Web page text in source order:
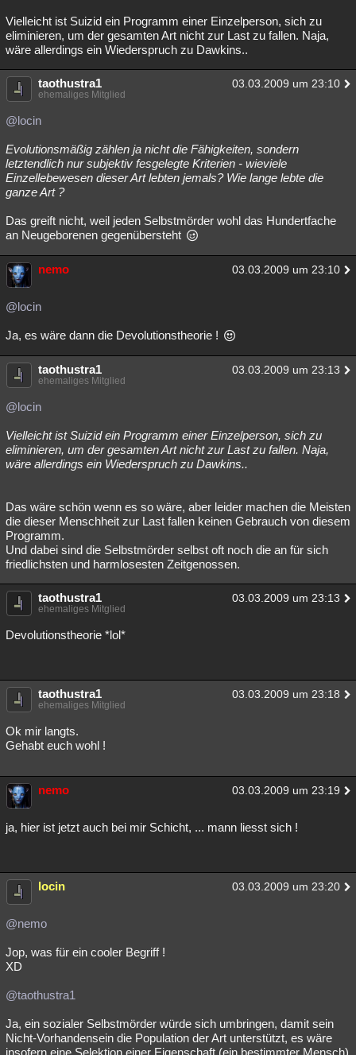
Vielleicht ist Suizid ein Programm einer Einzelperson, sich zu
eliminieren, um der gesamten Art nicht zur Last zu fallen. Naja,
wäre allerdings ein Wiederspruch zu Dawkins..
taothustra1 03.03.2009 um 23:10
ehemaliges Mitglied
@locin
Evolutionsmäßig zählen ja nicht die Fähigkeiten, sondern
letztendlich nur subjektiv fesgelegte Kriterien - wieviele
Einzellebewesen dieser Art lebten jemals? Wie lange lebte die
ganze Art ?
Das greift nicht, weil jeden Selbstmörder wohl das Hundertfache
an Neugeborenen gegenübersteht
nemo 03.03.2009 um 23:10
@locin
Ja, es wäre dann die Devolutionstheorie !
taothustra1 03.03.2009 um 23:13
ehemaliges Mitglied
@locin
Vielleicht ist Suizid ein Programm einer Einzelperson, sich zu
eliminieren, um der gesamten Art nicht zur Last zu fallen. Naja,
wäre allerdings ein Wiederspruch zu Dawkins..
Das wäre schön wenn es so wäre, aber leider machen die Meisten
die dieser Menschheit zur Last fallen keinen Gebrauch von diesem
Programm.
Und dabei sind die Selbstmörder selbst oft noch die an für sich
friedlichsten und harmlosesten Zeitgenossen.
taothustra1 03.03.2009 um 23:13
ehemaliges Mitglied
Devolutionstheorie *lol*
taothustra1 03.03.2009 um 23:18
ehemaliges Mitglied
Ok mir langts.
Gehabt euch wohl !
nemo 03.03.2009 um 23:19
ja, hier ist jetzt auch bei mir Schicht, ... mann liesst sich !
locin 03.03.2009 um 23:20
@nemo
Jop, was für ein cooler Begriff !
XD
@taothustra1
Ja, ein sozialer Selbstmörder würde sich umbringen, damit sein
Nicht-Vorhandensein die Population der Art unterstützt, es wäre
insofern eine Selektion einer Eigenschaft (ein bestimmter Mensch)